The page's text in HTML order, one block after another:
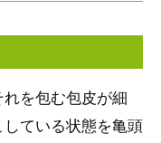
を包む包皮が細
ている状態を亀頭